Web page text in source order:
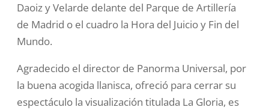
Daoiz y Velarde delante del Parque de Artillería
de Madrid o el cuadro la Hora del Juicio y Fin del
Mundo.
Agradecido el director de Panorma Universal, por
la buena acogida llanisca, ofreció para cerrar su
espectáculo la visualización titulada La Gloria, es